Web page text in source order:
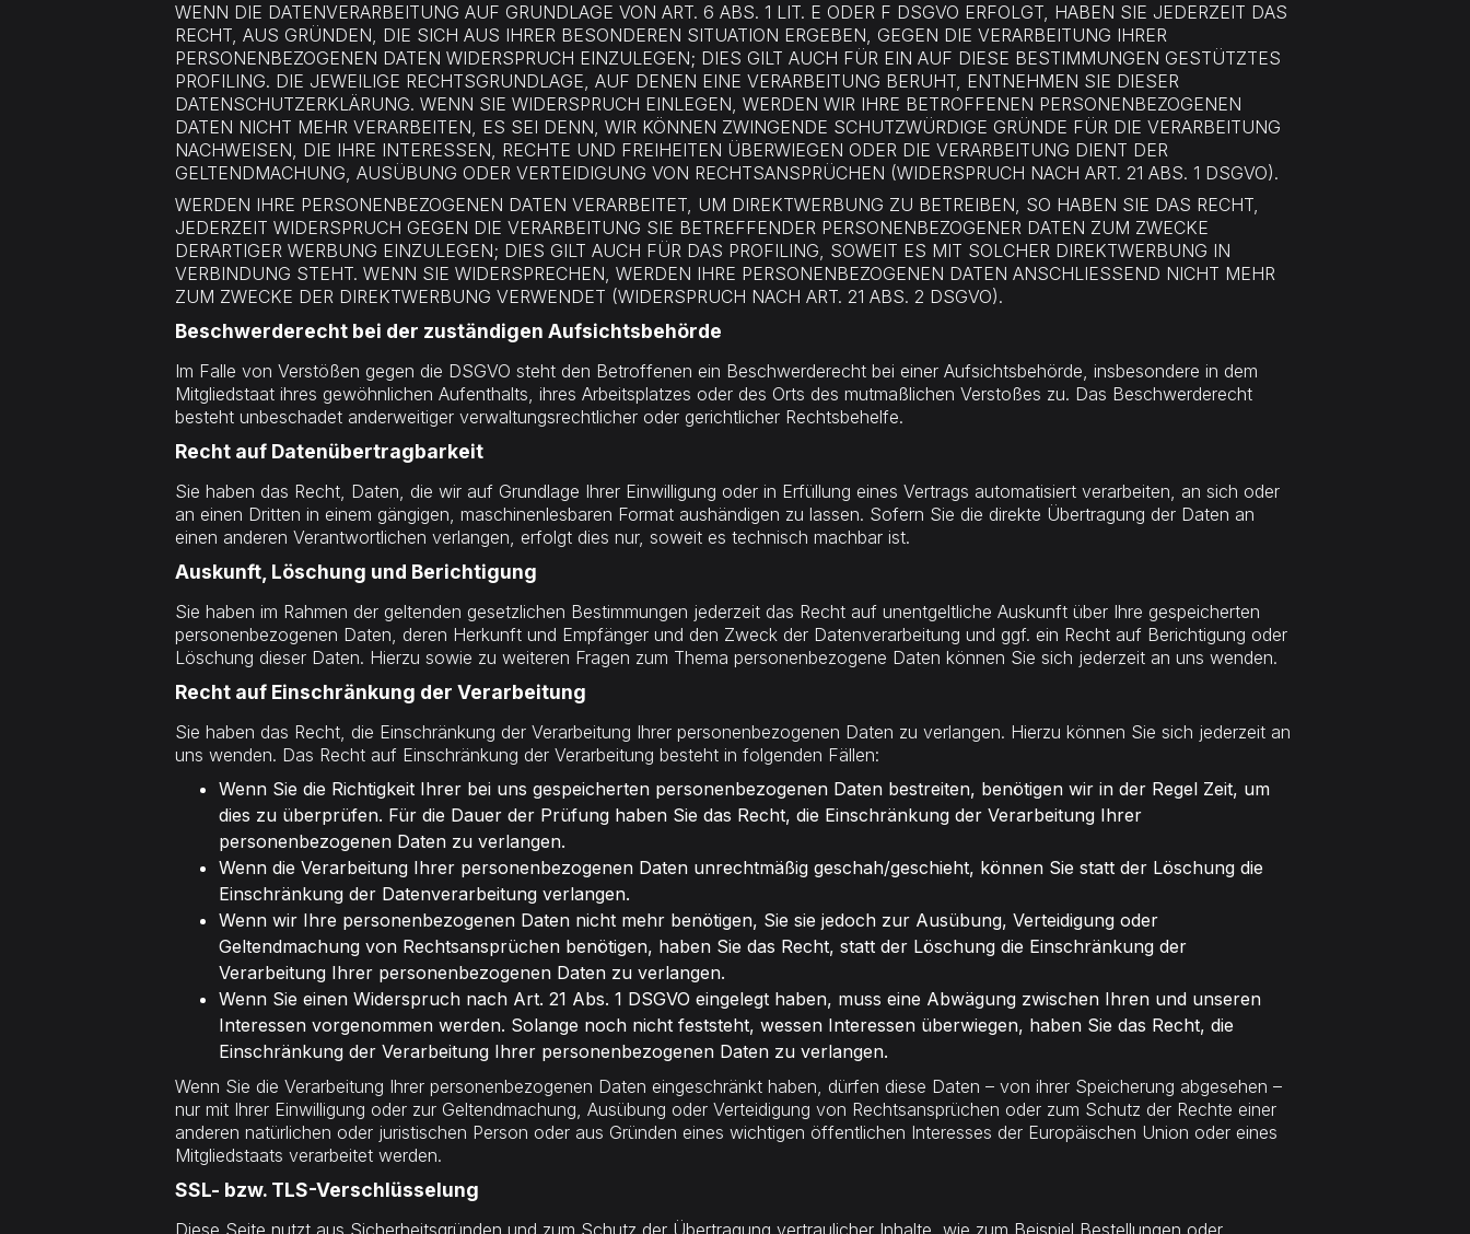
WENN DIE DATENVERARBEITUNG AUF GRUNDLAGE VON ART. 6 ABS. 1 LIT. E ODER F DSGVO ERFOLGT, HABEN SIE JEDERZEIT DAS
RECHT, AUS GRÜNDEN, DIE SICH AUS IHRER BESONDEREN SITUATION ERGEBEN, GEGEN DIE VERARBEITUNG IHRER
PERSONENBEZOGENEN DATEN WIDERSPRUCH EINZULEGEN; DIES GILT AUCH FÜR EIN AUF DIESE BESTIMMUNGEN GESTÜTZTES
PROFILING. DIE JEWEILIGE RECHTSGRUNDLAGE, AUF DENEN EINE VERARBEITUNG BERUHT, ENTNEHMEN SIE DIESER
DATENSCHUTZERKLÄRUNG. WENN SIE WIDERSPRUCH EINLEGEN, WERDEN WIR IHRE BETROFFENEN PERSONENBEZOGENEN
DATEN NICHT MEHR VERARBEITEN, ES SEI DENN, WIR KÖNNEN ZWINGENDE SCHUTZWÜRDIGE GRÜNDE FÜR DIE VERARBEITUNG
NACHWEISEN, DIE IHRE INTERESSEN, RECHTE UND FREIHEITEN ÜBERWIEGEN ODER DIE VERARBEITUNG DIENT DER
GELTENDMACHUNG, AUSÜBUNG ODER VERTEIDIGUNG VON RECHTSANSPRÜCHEN (WIDERSPRUCH NACH ART. 21 ABS. 1 DSGVO).
WERDEN IHRE PERSONENBEZOGENEN DATEN VERARBEITET, UM DIREKTWERBUNG ZU BETREIBEN, SO HABEN SIE DAS RECHT,
JEDERZEIT WIDERSPRUCH GEGEN DIE VERARBEITUNG SIE BETREFFENDER PERSONENBEZOGENER DATEN ZUM ZWECKE
DERARTIGER WERBUNG EINZULEGEN; DIES GILT AUCH FÜR DAS PROFILING, SOWEIT ES MIT SOLCHER DIREKTWERBUNG IN
VERBINDUNG STEHT. WENN SIE WIDERSPRECHEN, WERDEN IHRE PERSONENBEZOGENEN DATEN ANSCHLIESSEND NICHT MEHR
ZUM ZWECKE DER DIREKTWERBUNG VERWENDET (WIDERSPRUCH NACH ART. 21 ABS. 2 DSGVO).
Beschwerde­recht bei der zuständigen Aufsichts­behörde
Im Falle von Verstößen gegen die DSGVO steht den Betroffenen ein Beschwerderecht bei einer Aufsichtsbehörde, insbesondere in dem
Mitgliedstaat ihres gewöhnlichen Aufenthalts, ihres Arbeitsplatzes oder des Orts des mutmaßlichen Verstoßes zu. Das Beschwerderecht
besteht unbeschadet anderweitiger verwaltungsrechtlicher oder gerichtlicher Rechtsbehelfe.
Recht auf Daten­übertrag­barkeit
Sie haben das Recht, Daten, die wir auf Grundlage Ihrer Einwilligung oder in Erfüllung eines Vertrags automatisiert verarbeiten, an sich oder
an einen Dritten in einem gängigen, maschinenlesbaren Format aushändigen zu lassen. Sofern Sie die direkte Übertragung der Daten an
einen anderen Verantwortlichen verlangen, erfolgt dies nur, soweit es technisch machbar ist.
Auskunft, Löschung und Berichtigung
Sie haben im Rahmen der geltenden gesetzlichen Bestimmungen jederzeit das Recht auf unentgeltliche Auskunft über Ihre gespeicherten
personenbezogenen Daten, deren Herkunft und Empfänger und den Zweck der Datenverarbeitung und ggf. ein Recht auf Berichtigung oder
Löschung dieser Daten. Hierzu sowie zu weiteren Fragen zum Thema personenbezogene Daten können Sie sich jederzeit an uns wenden.
Recht auf Einschränkung der Verarbeitung
Sie haben das Recht, die Einschränkung der Verarbeitung Ihrer personenbezogenen Daten zu verlangen. Hierzu können Sie sich jederzeit an
uns wenden. Das Recht auf Einschränkung der Verarbeitung besteht in folgenden Fällen:
Wenn Sie die Richtigkeit Ihrer bei uns gespeicherten personenbezogenen Daten bestreiten, benötigen wir in der Regel Zeit, um
dies zu überprüfen. Für die Dauer der Prüfung haben Sie das Recht, die Einschränkung der Verarbeitung Ihrer
personenbezogenen Daten zu verlangen.
Wenn die Verarbeitung Ihrer personenbezogenen Daten unrechtmäßig geschah/geschieht, können Sie statt der Löschung die
Einschränkung der Datenverarbeitung verlangen.
Wenn wir Ihre personenbezogenen Daten nicht mehr benötigen, Sie sie jedoch zur Ausübung, Verteidigung oder
Geltendmachung von Rechtsansprüchen benötigen, haben Sie das Recht, statt der Löschung die Einschränkung der
Verarbeitung Ihrer personenbezogenen Daten zu verlangen.
Wenn Sie einen Widerspruch nach Art. 21 Abs. 1 DSGVO eingelegt haben, muss eine Abwägung zwischen Ihren und unseren
Interessen vorgenommen werden. Solange noch nicht feststeht, wessen Interessen überwiegen, haben Sie das Recht, die
Einschränkung der Verarbeitung Ihrer personenbezogenen Daten zu verlangen.
Wenn Sie die Verarbeitung Ihrer personenbezogenen Daten eingeschränkt haben, dürfen diese Daten – von ihrer Speicherung abgesehen –
nur mit Ihrer Einwilligung oder zur Geltendmachung, Ausübung oder Verteidigung von Rechtsansprüchen oder zum Schutz der Rechte einer
anderen natürlichen oder juristischen Person oder aus Gründen eines wichtigen öffentlichen Interesses der Europäischen Union oder eines
Mitgliedstaats verarbeitet werden.
SSL- bzw. TLS-Verschlüsselung